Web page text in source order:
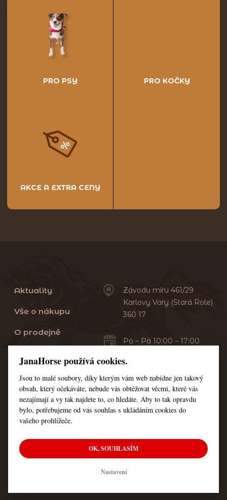
PRO PSY PRO KOČKY
AKCE A EXTRA CENY
Aktuality
Vše o nákupu
O prodejně
Servis
Kontakt
Nastavení cookies
Závodu míru 461/29
Karlovy Vary (Stará Role)
360 17
Po – Pá 10:00 – 17:00
+420 353 549 410
+420 608 444 378
© Všechna práva vyhrazena JanaHorse
JanaHorse používá cookies.
Jsou to malé soubory, díky kterým vám web nabídne jen takový
obsah, který očekáváte, nebude vás obtěžovat věcmi, které vás
nezajímají a vy tak najdete to, co hledáte. Aby to tak opravdu
bylo, potřebujeme od vás souhlas s ukládáním cookies do
vašeho prohlížeče.
OK, SOUHLASÍM
Nastavení